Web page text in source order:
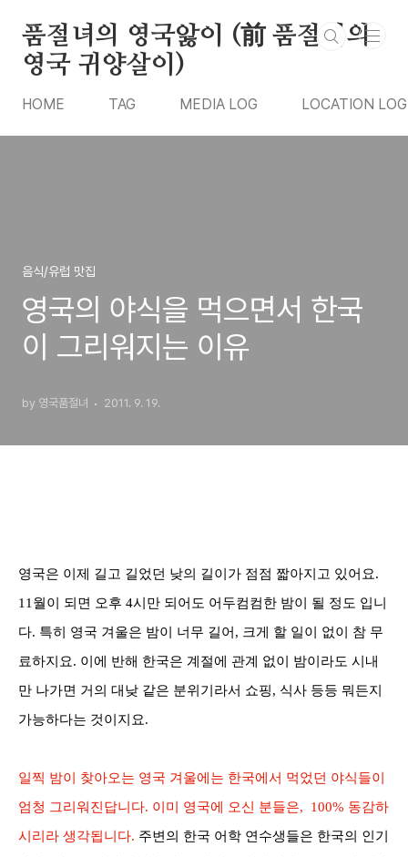
품절녀의 영국앓이 (前 품절녀의
영국 귀양살이)
HOME TAG MEDIA LOG LOCATION LOG
음식/유럽 맛집
영국의 야식을 먹으면서 한국
이 그리워지는 이유
by 영국품절녀 2011. 9. 19.
영국은 이제 길고 길었던 낮의 길이가 점점 짧아지고 있어요.
11월이 되면 오후 4시만 되어도 어두컴컴한 밤이 될 정도 입니
다. 특히 영국 겨울은 밤이 너무 길어, 크게 할 일이 없이 참 무
료하지요. 이에 반해 한국은 계절에 관계 없이 밤이라도 시내
만 나가면 거의 대낮 같은 분위기라서 쇼핑, 식사 등등 뭐든지
가능하다는 것이지요.
일찍 밤이 찾아오는 영국 겨울에는 한국에서 먹었던 야식들이
엄청 그리워진답니다. 이미 영국에 오신 분들은, 100% 동감하
시리라 생각됩니다. 주변의 한국 어학 연수생들은 한국의 인기